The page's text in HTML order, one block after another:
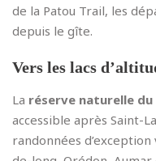
de la Patou Trail, les
depuis le gîte.
Vers les lacs
La réserve naturelle du
accessible après Saint-
randonnées d’exception